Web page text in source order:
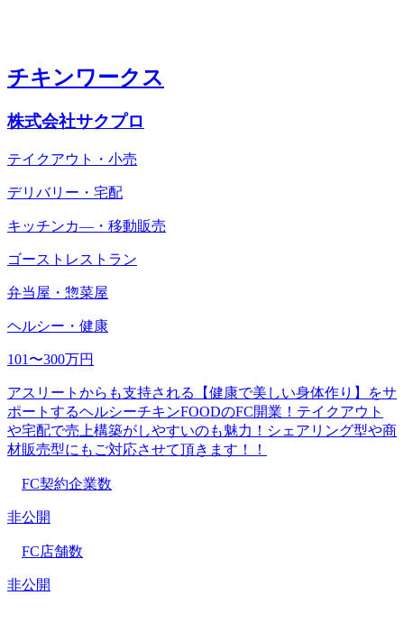
チキンワークス
株式会社サクプロ
テイクアウト・小売
デリバリー・宅配
キッチンカ―・移動販売
ゴーストレストラン
弁当屋・惣菜屋
ヘルシー・健康
101〜300万円
アスリートからも支持される【健康で美しい身体作り】をサ
ポートするヘルシーチキンFOODのFC開業！テイクアウト
や宅配で売上構築がしやすいのも魅力！シェアリング型や商
材販売型にもご対応させて頂きます！！
FC契約企業数
非公開
FC店舗数
非公開